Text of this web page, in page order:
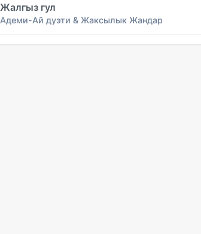
Жалгыз гул
Адеми-Ай дуэти & Жаксылык Жандар